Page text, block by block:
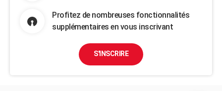
Profitez de nombreuses fonctionnalités
supplémentaires en vous inscrivant
S'INSCRIRE